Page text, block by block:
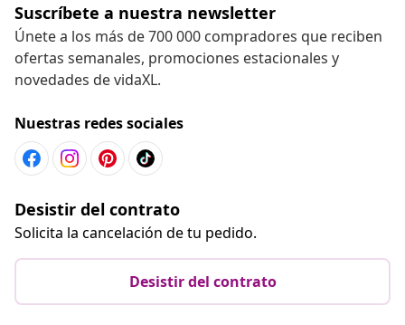
Suscríbete a nuestra newsletter
Únete a los más de 700 000 compradores que reciben
ofertas semanales, promociones estacionales y
novedades de vidaXL.
Nuestras redes sociales
Desistir del contrato
Solicita la cancelación de tu pedido.
Desistir del contrato